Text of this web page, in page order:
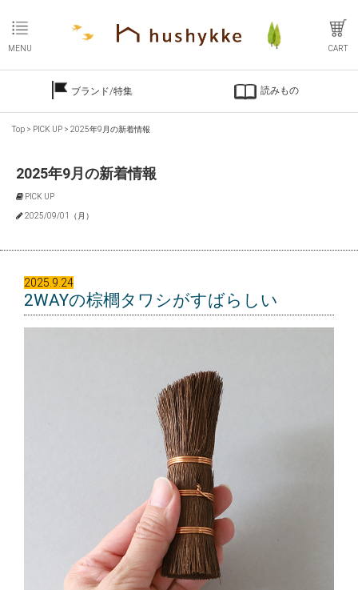
MENU CART
ブランド/特集 読みもの
Top > PICK UP > 2025年9月の新着情報
2025年9月の新着情報
PICK UP
2025/09/01（月）
2025.9.24
2WAYの棕櫚タワシがすばらしい